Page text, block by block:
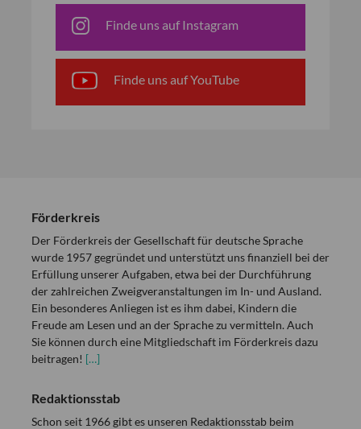
Finde uns auf Instagram
Finde uns auf YouTube
Förderkreis
Der Förderkreis der Gesellschaft für deutsche Sprache
wurde 1957 gegründet und unterstützt uns finanziell bei der
Erfüllung unserer Aufgaben, etwa bei der Durchführung
der zahlreichen Zweigveranstaltungen im In- und Ausland.
Ein besonderes Anliegen ist es ihm dabei, Kindern die
Freude am Lesen und an der Sprache zu vermitteln. Auch
Sie können durch eine Mitgliedschaft im Förderkreis dazu
beitragen! […]
Redaktionsstab
Schon seit 1966 gibt es unseren Redaktionsstab beim